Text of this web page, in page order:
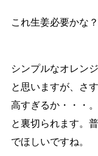
これ生姜必要かな
シンプルなオレン
と思いますが、さ
高すぎるか・・・
と裏切られます。
でほしいですね。